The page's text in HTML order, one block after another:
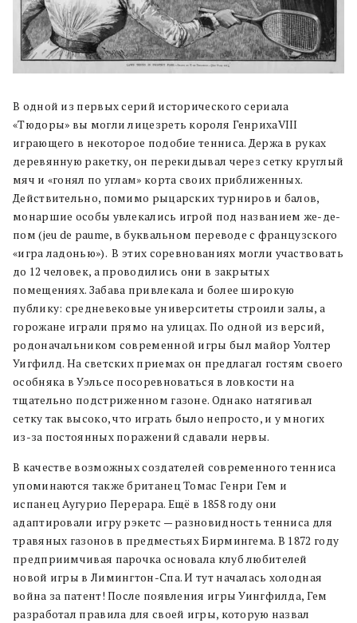
В одной из первых серий исторического сериала
«Тюдоры» вы могли лицезреть короля ГенрихаVIII
играющего в некоторое подобие тенниса. Держа в руках
деревянную ракетку, он перекидывал через сетку круглый
мяч и «гонял по углам» корта своих приближенных.
Действительно, помимо рыцарских турниров и балов,
монаршие особы увлекались игрой под названием же-де-
пом (jeu de paume, в буквальном переводе с французского
«игра ладонью»). В этих соревнованиях могли участвовать
до 12 человек, а проводились они в закрытых
помещениях. Забава привлекала и более широкую
публику: средневековые университеты строили залы, а
горожане играли прямо на улицах. По одной из версий,
родоначальником современной игры был майор Уолтер
Уигфилд. На светских приемах он предлагал гостям своего
особняка в Уэльсе посоревноваться в ловкости на
тщательно подстриженном газоне. Однако натягивал
сетку так высоко, что играть было непросто, и у многих
из-за постоянных поражений сдавали нервы.
В качестве возможных создателей современного тенниса
упоминаются также британец Томас Генри Гем и
испанец Аугурио Перерара. Ещё в 1858 году они
адаптировали игру рэкетс — разновидность тенниса для
травяных газонов в предместьях Бирмингема. В 1872 году
предприимчивая парочка основала клуб любителей
новой игры в Лимингтон-Спа. И тут началась холодная
война за патент! После появления игры Уингфилда, Гем
разработал правила для своей игры, которую назвал